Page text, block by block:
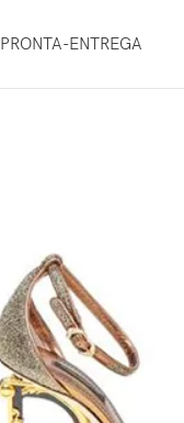
PRONTA-ENTREGA